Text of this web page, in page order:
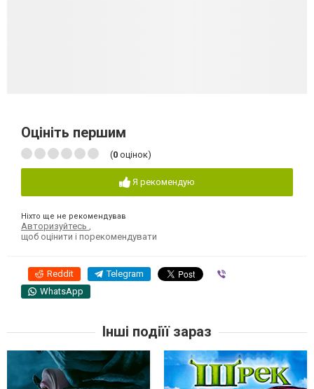
Оцініть першим
(0 оцінок)
Я рекомендую
Ніхто ще не рекомендував
Авторизуйтесь ,
щоб оцінити і порекомендувати
Reddit Telegram
WhatsApp
Інші подіїї зараз